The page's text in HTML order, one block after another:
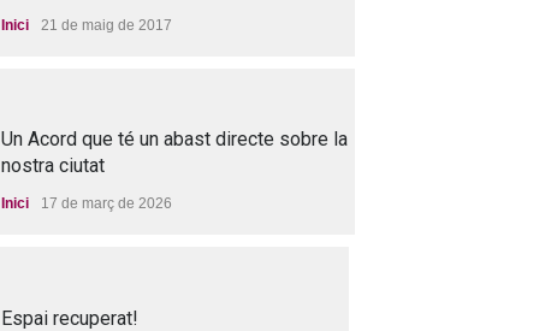
Inici 21 de maig de 2017
Un Acord que té un abast directe sobre la
nostra ciutat
Inici 17 de març de 2026
Espai recuperat!